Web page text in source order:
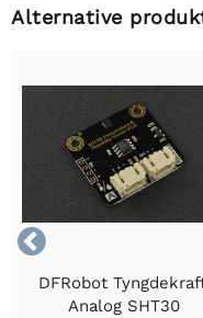
Alternative

DFRobot
Analog SHT30